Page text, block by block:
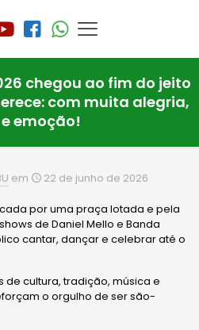
chegou ao fim do jeito
com muita alegria,
emoção!
em 22 de junho de 2026
por uma praça lotada e pela
de Daniel Mello e Banda
cantar, dançar e celebrar até o
de cultura, tradição, música e
o orgulho de ser são-